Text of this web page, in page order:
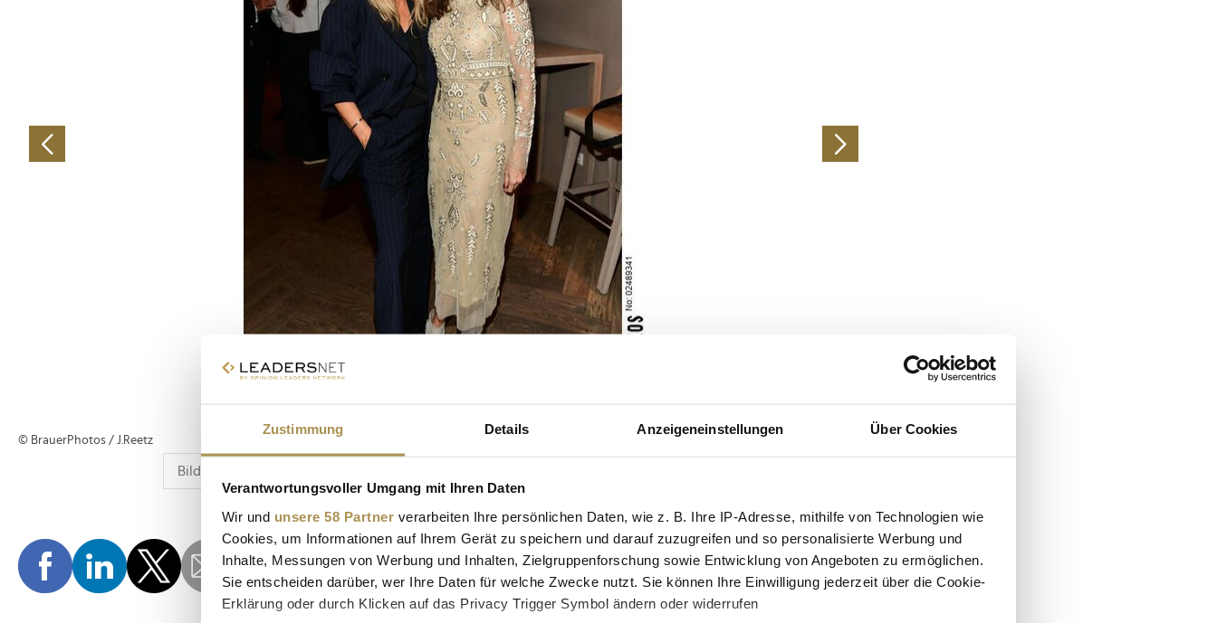
Zustimmung Details Anzeigeneinstellungen Über Cookies
Verantwortungsvoller Umgang mit Ihren Daten
Wir und unsere 58 Partner verarbeiten Ihre persönlichen Daten, wie z. B. Ihre IP-Adresse, mithilfe von Technologien wie
Cookies, um Informationen auf Ihrem Gerät zu speichern und darauf zuzugreifen und so personalisierte Werbung und
Inhalte, Messungen von Werbung und Inhalten, Zielgruppenforschung sowie Entwicklung von Angeboten zu ermöglichen.
Sie entscheiden darüber, wer Ihre Daten für welche Zwecke nutzt. Sie können Ihre Einwilligung jederzeit über die Cookie-
Erklärung oder durch Klicken auf das Privacy Trigger Symbol ändern oder widerrufen
© BrauerPhotos / J.Reetz
Advertisement